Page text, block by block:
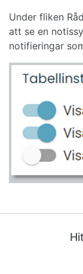
Under fliken
att se en
notifieringar